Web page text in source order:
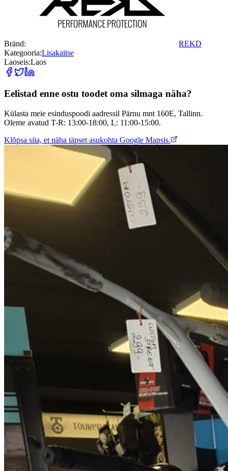
Bränd:
REKD
Kategooria:Lisakaitse
Laoseis:Laos
Eelistad enne ostu toodet oma silmaga näha?
Külasta meie esinduspoodi aadressil Pärnu mnt 160E, Tallinn.
Oleme avatud T-R: 13:00-18:00, L: 11:00-15:00.
Klõpsa siia, et näha täpset asukohta Google Mapsis.